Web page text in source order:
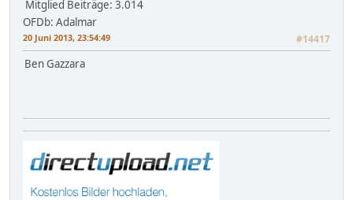
Mitglied Beiträge: 3.014
OFDb: Adalmar
20 Juni 2013, 23:54:49 #14417
Ben Gazzara